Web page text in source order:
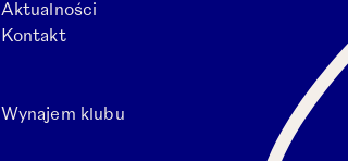
Aktualności
Kontakt
Wynajem klubu